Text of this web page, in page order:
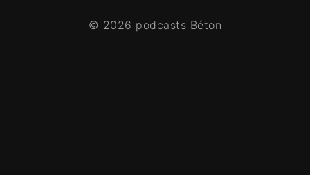
© 2026 podcasts Béton